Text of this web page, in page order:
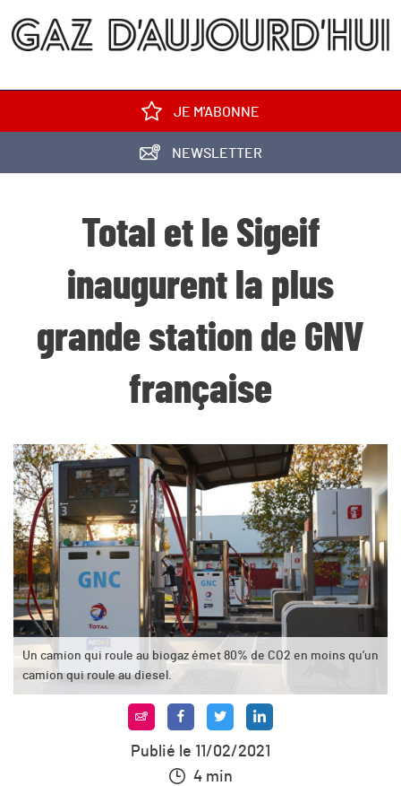
JE M'ABONNE
NEWSLETTER
Total et le Sigeif
inaugurent la plus
grande station de GNV
française
Un camion qui roule au biogaz émet 80% de CO2 en moins qu’un
camion qui roule au diesel.
Publié le 11/02/2021
4 min